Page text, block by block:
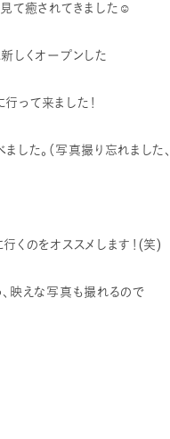
て癒されてきました☺
しくオープンした
って来ました！
た。（写真撮り忘れました、
くのをオススメします！(笑)
映えな写真も撮れるので